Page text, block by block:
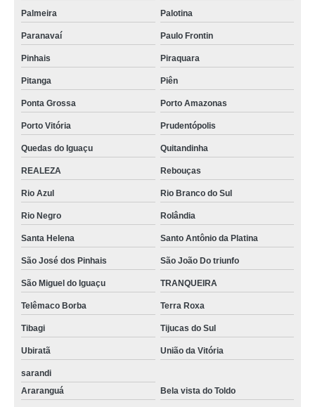
Palmeira Palotina
Paranavaí Paulo Frontin
Pinhais Piraquara
Pitanga Piên
Ponta Grossa Porto Amazonas
Porto Vitória Prudentópolis
Quedas do Iguaçu Quitandinha
REALEZA Rebouças
Rio Azul Rio Branco do Sul
Rio Negro Rolândia
Santa Helena Santo Antônio da Platina
São José dos Pinhais São João Do triunfo
São Miguel do Iguaçu TRANQUEIRA
Telêmaco Borba Terra Roxa
Tibagi Tijucas do Sul
Ubiratã União da Vitória
sarandi
Araranguá
Bela vista do Toldo